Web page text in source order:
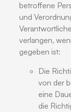
betroffene
und
verlangen,
gegeben ist:
Die
von der
eine
die